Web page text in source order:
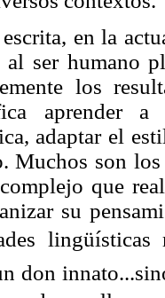
en la
ser humano
los
aprender
adaptar el
Muchos son
que
su
lingüísticas
don